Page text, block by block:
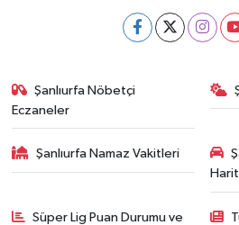
Şanlıurfa Nöbetçi
Eczaneler
Şanlıurfa Namaz Vakitleri
Süper Lig Puan Durumu ve